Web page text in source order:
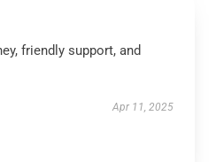
friendly support, and
Apr 11, 2025